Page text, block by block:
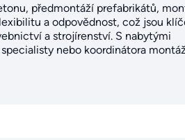
předmontáží prefabrikátů,
a odpovědnost, což jsou
a strojírenství. S nabytými
nebo koordinátora